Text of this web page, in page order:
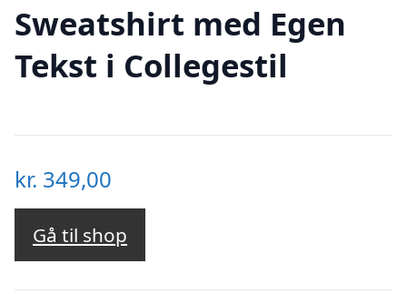
Sweatshirt med Egen
Tekst i Collegestil
kr. 349,00
Gå til shop